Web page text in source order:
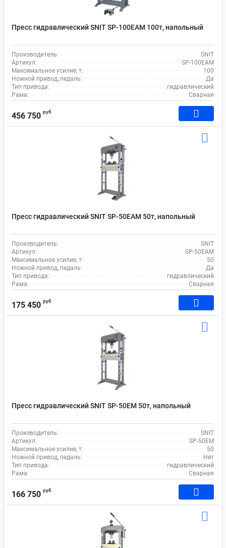
Пресс гидравлический SNIT SP-100EAM 100т, напольный
Производитель:
SNIT
Артикул:
SP-100EAM
Максимальное усилие, т:
100
Ножной привод, педаль:
Да
Тип привода:
гидравлический
Рама:
Сварная
456 750 руб
Пресс гидравлический SNIT SP-50EAM 50т, напольный
Производитель:
SNIT
Артикул:
SP-50EAM
Максимальное усилие, т:
50
Ножной привод, педаль:
Да
Тип привода:
гидравлический
Рама:
Сварная
175 450 руб
Пресс гидравлический SNIT SP-50EM 50т, напольный
Производитель:
SNIT
Артикул:
SP-50EM
Максимальное усилие, т:
50
Ножной привод, педаль:
Нет
Тип привода:
гидравлический
Рама:
Сварная
166 750 руб